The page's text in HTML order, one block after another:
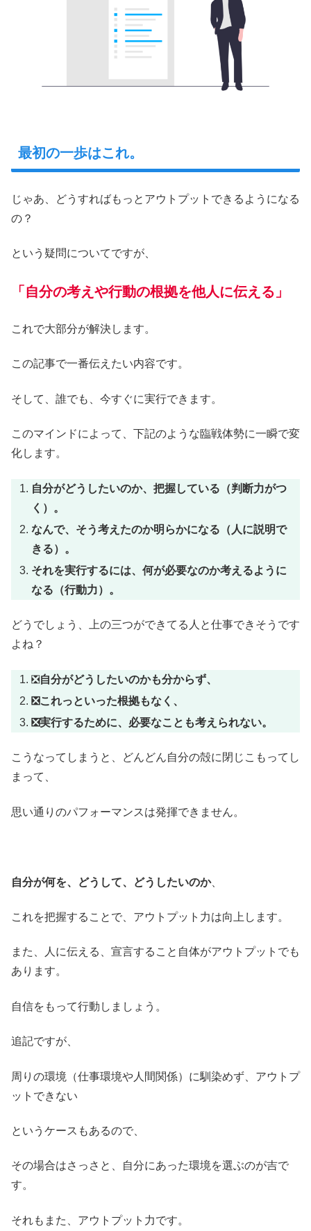
最初の一歩はこれ。
じゃあ、どうすればもっとアウトプットできるようになる
の？
という疑問についてですが、
「自分の考えや行動の根拠を他人に伝える」
これで大部分が解決します。
この記事で一番伝えたい内容です。
そして、誰でも、今すぐに実行できます。
このマインドによって、下記のような臨戦体勢に一瞬で変
化します。
自分がどうしたいのか、把握している（判断力がつ
く）。
なんで、そう考えたのか明らかになる（人に説明で
きる）。
それを実行するには、何が必要なのか考えるように
なる（行動力）。
どうでしょう、上の三つができてる人と仕事できそうです
よね？
❎自分がどうしたいのかも分からず、
❎これっといった根拠もなく、
❎実行するために、必要なことも考えられない。
こうなってしまうと、どんどん自分の殻に閉じこもってし
まって、
思い通りのパフォーマンスは発揮できません。
自分が何を、どうして、どうしたいのか、
これを把握することで、アウトプット力は向上します。
また、人に伝える、宣言すること自体がアウトプットでも
あります。
自信をもって行動しましょう。
追記ですが、
周りの環境（仕事環境や人間関係）に馴染めず、アウトプ
ットできない
というケースもあるので、
その場合はさっさと、自分にあった環境を選ぶのが吉で
す。
それもまた、アウトプット力です。